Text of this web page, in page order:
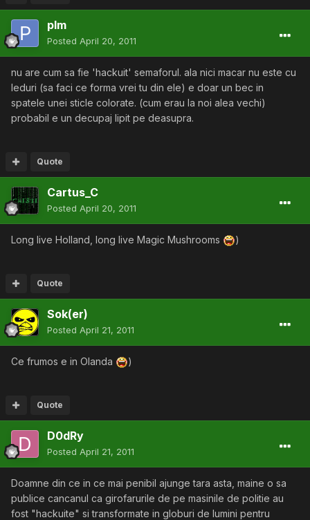
plm
Posted April 20, 2011
nu are cum sa fie 'hackuit' semaforul. ala nici macar nu este cu
leduri (sa faci ce forma vrei tu din ele) e doar un bec in
spatele unei sticle colorate. (cum erau la noi alea vechi)
probabil e un decupaj lipit pe deasupra.
Quote
Cartus_C
Posted April 20, 2011
Long live Holland, long live Magic Mushrooms )
Quote
Sok(er)
Posted April 21, 2011
Ce frumos e in Olanda )
Quote
D0dRy
Posted April 21, 2011
Doamne din ce in ce mai penibil ajunge tara asta, maine o sa
publice cancanul ca girofarurile de pe masinile de politie au
fost "hackuite" si transformate in globuri de lumini pentru